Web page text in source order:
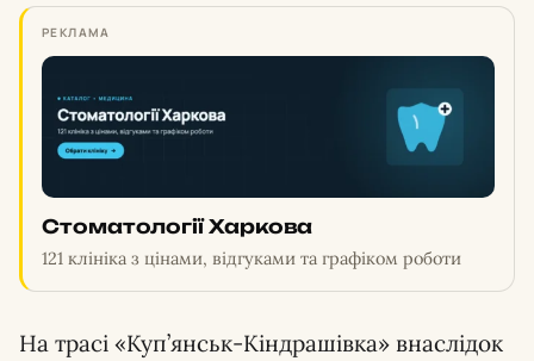
РЕКЛАМА
Стоматології Харкова
121 клініка з цінами, відгуками та графіком роботи
На трасі «Куп’янськ-Кіндрашівка» внаслідок